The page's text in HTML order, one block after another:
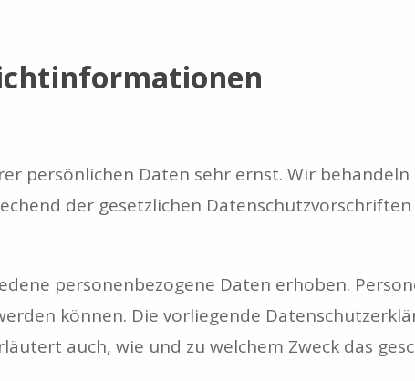
persönlichen Daten sehr ernst. Wir behandeln
der gesetzlichen
personenbezogene Daten erhoben.
können. Die vorliegende
auch, wie und zu welchem Zweck das